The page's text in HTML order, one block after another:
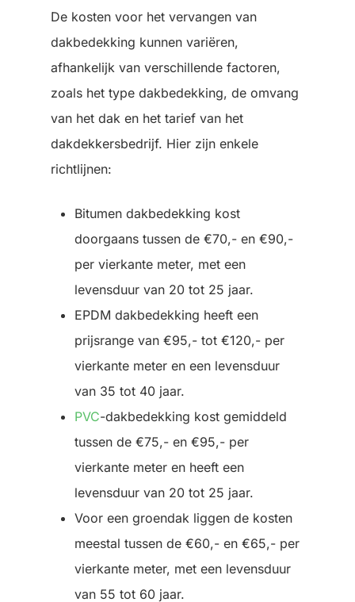
De kosten voor het vervangen van
dakbedekking kunnen variëren,
afhankelijk van verschillende factoren,
zoals het type dakbedekking, de omvang
van het dak en het tarief van het
dakdekkersbedrijf. Hier zijn enkele
richtlijnen:
Bitumen dakbedekking kost
doorgaans tussen de €70,- en €90,-
per vierkante meter, met een
levensduur van 20 tot 25 jaar.
EPDM dakbedekking heeft een
prijsrange van €95,- tot €120,- per
vierkante meter en een levensduur
van 35 tot 40 jaar.
PVC-dakbedekking kost gemiddeld
tussen de €75,- en €95,- per
vierkante meter en heeft een
levensduur van 20 tot 25 jaar.
Voor een groendak liggen de kosten
meestal tussen de €60,- en €65,- per
vierkante meter, met een levensduur
van 55 tot 60 jaar.